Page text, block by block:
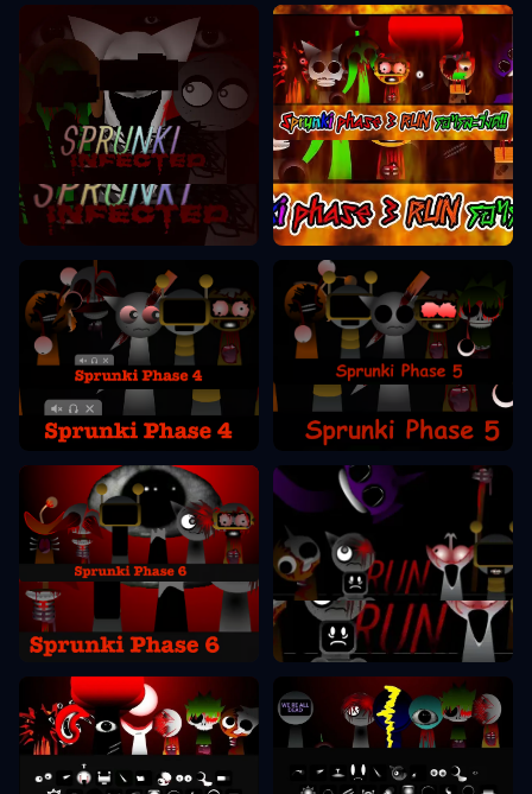
Sprunki Phase 2
Sprunki Phase 3
Sprunki Phase 4 Sprunki Phase 5
Sprunki Phase 6
Sprunki Phase 7